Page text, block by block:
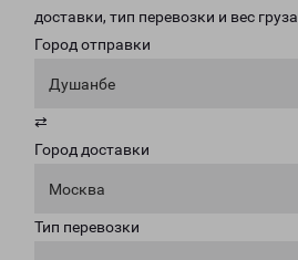
доставки, тип перевозки и вес груза.
Город отправки
Душанбе
⇄
Город доставки
Москва
Тип перевозки